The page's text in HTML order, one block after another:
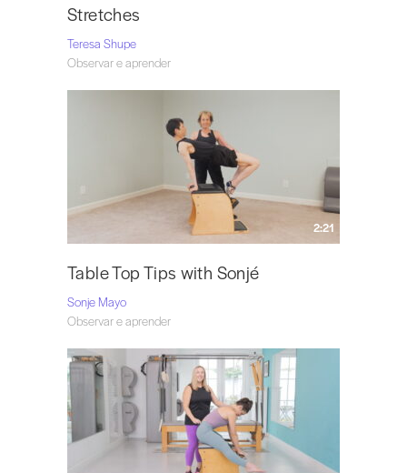
Stretches
Teresa Shupe
Observar e aprender
2:21
Table Top Tips with Sonjé
Sonje Mayo
Observar e aprender